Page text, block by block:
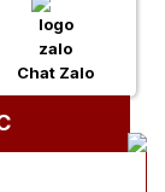
Chat Zalo